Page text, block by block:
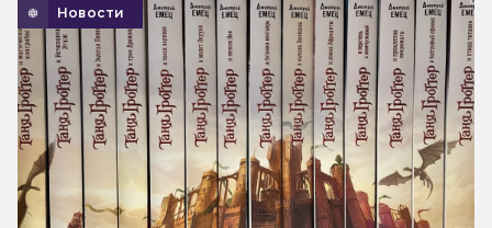
Новости